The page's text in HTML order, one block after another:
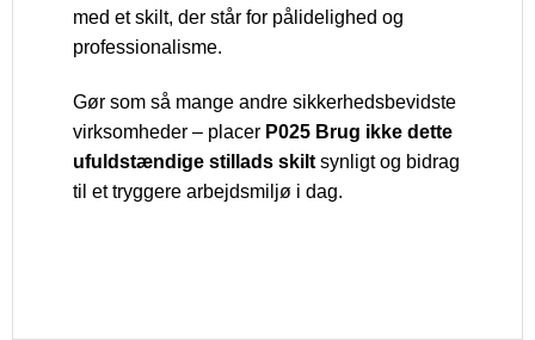
med et skilt, der står for pålidelighed og
professionalisme.
Gør som så mange andre sikkerhedsbevidste
virksomheder – placer P025 Brug ikke dette
ufuldstændige stillads skilt synligt og bidrag
til et tryggere arbejdsmiljø i dag.